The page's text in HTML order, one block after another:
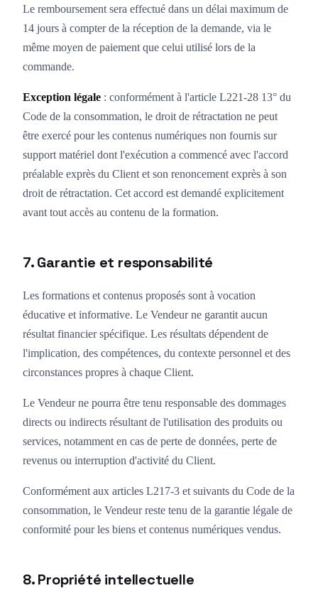
Le remboursement sera effectué dans un délai maximum de
14 jours à compter de la réception de la demande, via le
même moyen de paiement que celui utilisé lors de la
commande.
Exception légale : conformément à l'article L221-28 13° du
Code de la consommation, le droit de rétractation ne peut
être exercé pour les contenus numériques non fournis sur
support matériel dont l'exécution a commencé avec l'accord
préalable exprès du Client et son renoncement exprès à son
droit de rétractation. Cet accord est demandé explicitement
avant tout accès au contenu de la formation.
7. Garantie et responsabilité
Les formations et contenus proposés sont à vocation
éducative et informative. Le Vendeur ne garantit aucun
résultat financier spécifique. Les résultats dépendent de
l'implication, des compétences, du contexte personnel et des
circonstances propres à chaque Client.
Le Vendeur ne pourra être tenu responsable des dommages
directs ou indirects résultant de l'utilisation des produits ou
services, notamment en cas de perte de données, perte de
revenus ou interruption d'activité du Client.
Conformément aux articles L217-3 et suivants du Code de la
consommation, le Vendeur reste tenu de la garantie légale de
conformité pour les biens et contenus numériques vendus.
8. Propriété intellectuelle